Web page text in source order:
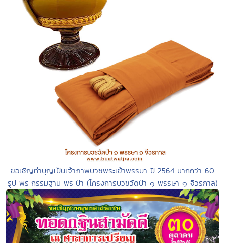
ขอเชิญทำบุญเป็นเจ้าภาพบวชพระเข้าพรรษา ปี 2564 มากกว่า 60
รูป พระกรรมฐาน พระป่า (โครงการบวชวัดป่า ๑ พรรษา ๑ จีวรกาล)